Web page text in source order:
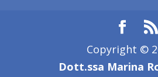
Copyright ©
Dott.ssa Marina